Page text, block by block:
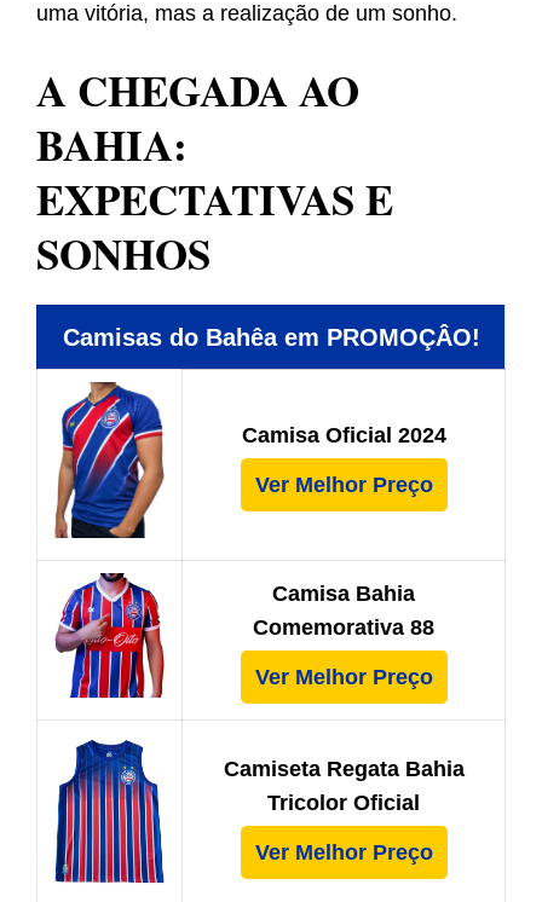
uma vitória, mas a realização de um sonho.
A CHEGADA AO
BAHIA:
EXPECTATIVAS E
SONHOS
Camisas do Bahêa em PROMOÇÂO!
Camisa Oficial 2024
Ver Melhor Preço
Camisa Bahia
Comemorativa 88
Ver Melhor Preço
Camiseta Regata Bahia
Tricolor Oficial
Ver Melhor Preço